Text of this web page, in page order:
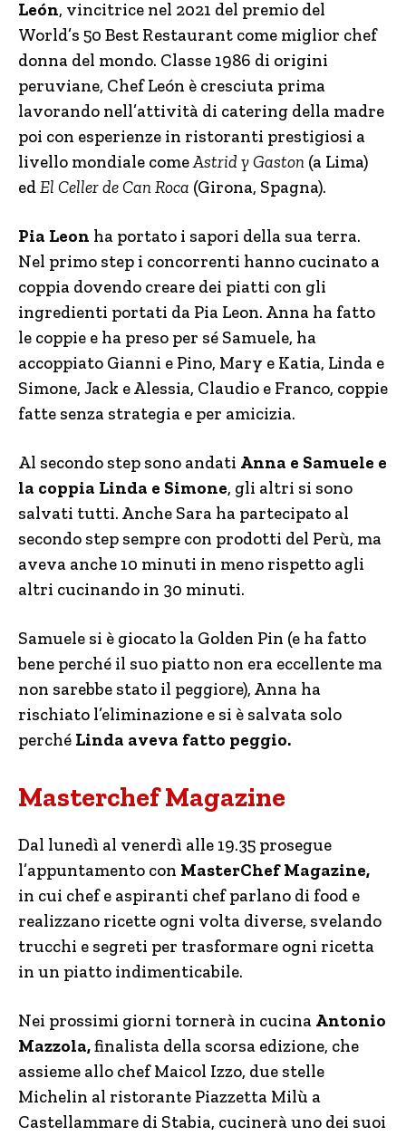
León, vincitrice nel 2021 del premio del
World’s 50 Best Restaurant come miglior chef
donna del mondo. Classe 1986 di origini
peruviane, Chef León è cresciuta prima
lavorando nell’attività di catering della madre
poi con esperienze in ristoranti prestigiosi a
livello mondiale comeAstrid y Gaston (a Lima)
edEl Celler de Can Roca (Girona, Spagna).
Pia Leon ha portato i sapori della sua terra.
Nel primo step i concorrenti hanno cucinato a
coppia dovendo creare dei piatti con gli
ingredienti portati da Pia Leon. Anna ha fatto
le coppie e ha preso per sé Samuele, ha
accoppiato Gianni e Pino, Mary e Katia, Linda e
Simone, Jack e Alessia, Claudio e Franco, coppie
fatte senza strategia e per amicizia.
Al secondo step sono andati Anna e Samuele e
la coppia Linda e Simone, gli altri si sono
salvati tutti. Anche Sara ha partecipato al
secondo step sempre con prodotti del Perù, ma
aveva anche 10 minuti in meno rispetto agli
altri cucinando in 30 minuti.
Samuele si è giocato la Golden Pin (e ha fatto
bene perché il suo piatto non era eccellente ma
non sarebbe stato il peggiore), Anna ha
rischiato l’eliminazione e si è salvata solo
perché Linda aveva fatto peggio.
Masterchef Magazine
Dal lunedì al venerdì alle 19.35 prosegue
l’appuntamento con MasterChef Magazine,
in cui chef e aspiranti chef parlano di food e
realizzano ricette ogni volta diverse, svelando
trucchi e segreti per trasformare ogni ricetta
in un piatto indimenticabile.
Nei prossimi giorni tornerà in cucina Antonio
Mazzola,finalista della scorsa edizione, che
assieme allo chef Maicol Izzo, due stelle
Michelin al ristorante Piazzetta Milù a
Castellammare di Stabia, cucinerà uno dei suoi